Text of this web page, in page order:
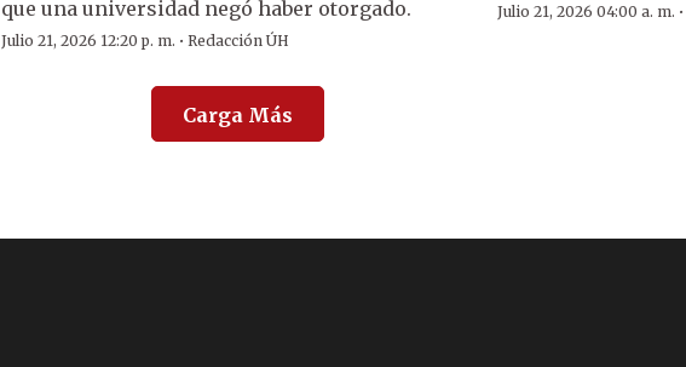
que una universidad negó haber otorgado.
Julio 21, 2026 12:20 p. m. ·Redacción ÚH
Julio 21, 2026 04:00 a. m. ·
Carga Más